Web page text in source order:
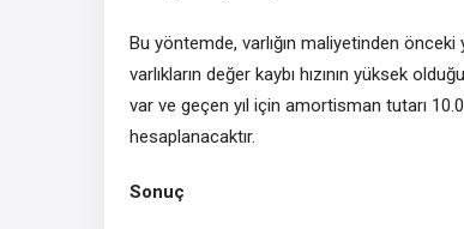
Bu yöntemde, varlığın maliyetinden önceki
varlıkların değer kaybı hızının yüksek
var ve geçen yıl için amortisman tutarı
hesaplanacaktır.
Sonuç